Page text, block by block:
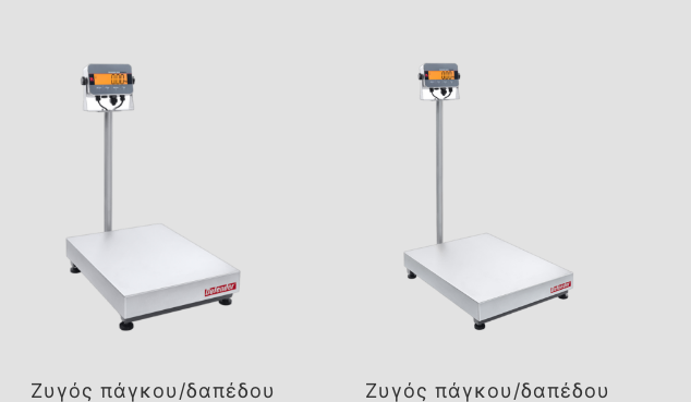
Ζυγός πάγκου/δαπέδου
Ζυγός πάγκου/δαπέδου